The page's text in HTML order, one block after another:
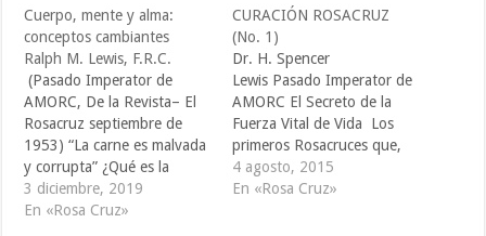
Cuerpo, mente y alma:
conceptos cambiantes
Ralph M. Lewis, F.R.C.
(Pasado Imperator de
AMORC, De la Revista– El
Rosacruz septiembre de
1953) “La carne es malvada
y corrupta” ¿Qué es la
unidad? Solemos pensar
que la unidad es una sola
3 diciembre, 2019
En «Rosa Cruz»
CURACIÓN ROSACRUZ
(No. 1)
Dr. H. Spencer
Lewis Pasado Imperator de
AMORC El Secreto de la
Fuerza Vital de Vida Los
primeros Rosacruces que,
look con espíritu
humanitario se dedicaron a
4 agosto, 2015
En «Rosa Cruz»